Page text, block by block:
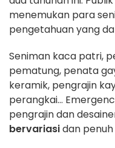
menemukan para
pengetahuan yang
Seniman kaca patri,
pematung, penata
keramik, pengrajin
perangkai...
pengrajin dan
bervariasidan